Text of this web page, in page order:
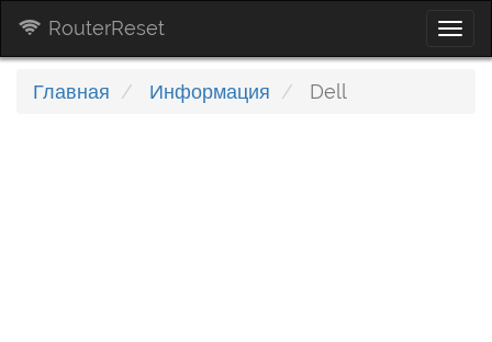
RouterReset
Главная Информация Dell